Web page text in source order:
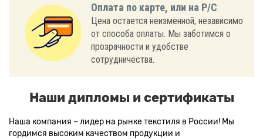
Оплата по карте, или на Р/С
Цена остается неизменной, независимо
от способа оплаты. Мы заботимся о
прозрачности и удобстве
сотрудничества.
Наши дипломы и сертификаты
Наша компания – лидер на рынке текстиля в России! Мы
гордимся высоким качеством продукции и